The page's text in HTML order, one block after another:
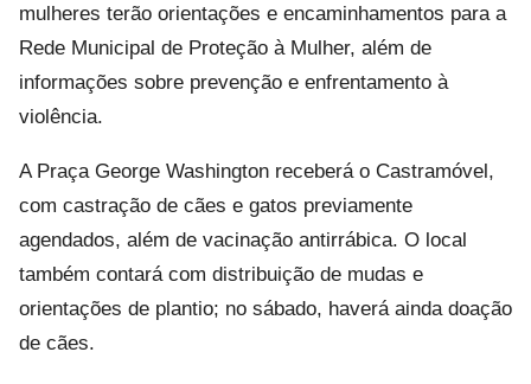
mulheres terão orientações e encaminhamentos para a
Rede Municipal de Proteção à Mulher, além de
informações sobre prevenção e enfrentamento à
violência.
A Praça George Washington receberá o Castramóvel,
com castração de cães e gatos previamente
agendados, além de vacinação antirrábica. O local
também contará com distribuição de mudas e
orientações de plantio; no sábado, haverá ainda doação
de cães.